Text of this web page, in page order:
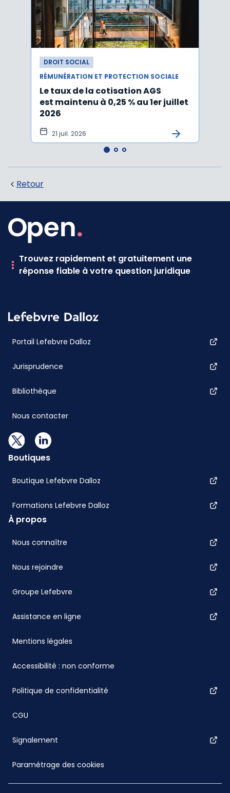
DROIT SOCIAL
RÉMUNÉRATION ET PROTECTION SOCIALE
Le taux de la cotisation AGS
est maintenu à 0,25 % au 1er juillet
2026
21 juil. 2026
Retour
Trouvez rapidement et gratuitement une
réponse fiable à votre question juridique
Portail Lefebvre Dalloz
Jurisprudence
Bibliothèque
Nous contacter
Boutiques
Boutique Lefebvre Dalloz
Formations Lefebvre Dalloz
À propos
Nous connaître
Nous rejoindre
Groupe Lefebvre
Assistance en ligne
Mentions légales
Accessibilité : non conforme
Politique de confidentialité
CGU
Signalement
Paramétrage des cookies